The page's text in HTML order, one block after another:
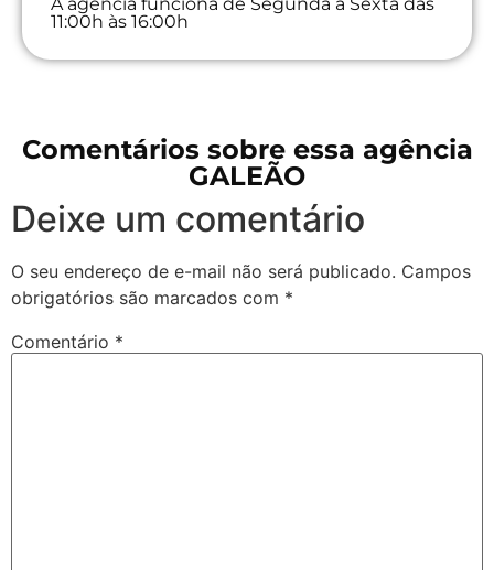
11:00h às 16:00h
Comentários sobre essa agência
GALEÃO
Deixe um comentário
O seu endereço de e-mail não será publicado. Campos
obrigatórios são marcados com *
Comentário *